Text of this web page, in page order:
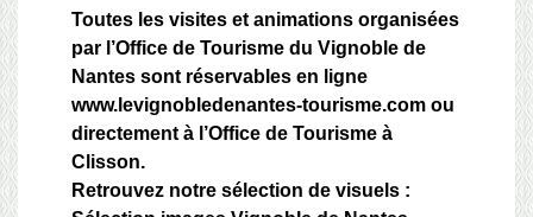
Toutes les visites et animations organisées
par l’Office de Tourisme du Vignoble de
Nantes sont réservables en ligne
www.levignobledenantes-tourisme.com ou
directement à l’Office de Tourisme à
Clisson.
Retrouvez notre sélection de visuels :